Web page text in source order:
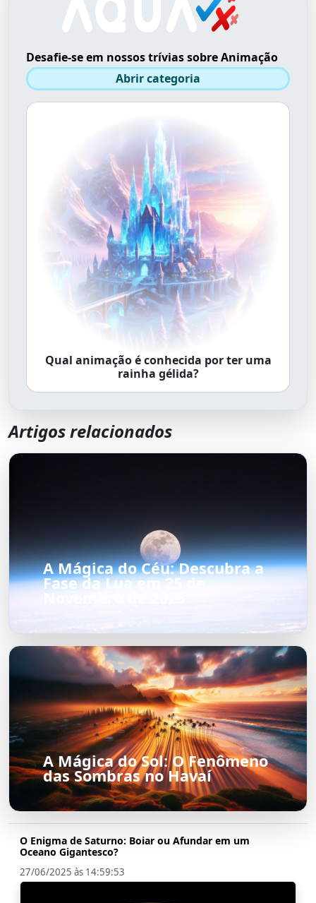
Desafie-se em nossos trívias sobre Animação
Abrir categoria
Qual animação é conhecida por ter uma
rainha gélida?
Artigos relacionados
A Mágica do Céu: Descubra a
Fase da Lua em 25 de
A Mágica do Sol: O Fenômeno
das Sombras no Havaí
O Enigma de Saturno: Boiar ou Afundar em um
Oceano Gigantesco?
27/06/2025 às 14:59:53